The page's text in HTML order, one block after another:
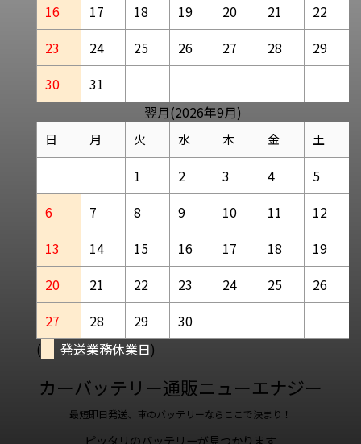
16
17 18 19 20 21
22
23
24 25 26 27 28
29
30
31
翌月(2026年9月)
日 月 火 水 木 金 土
1 2 3 4
5
6
7 8 9 10 11
12
13
14 15 16 17 18
19
20
21 22 23 24 25
26
27
28 29
30
(
発送業務休業日)
カーバッテリー通販ニューエナジー
最短即日発送、車のバッテリーならここで決まり！
ピッタリのバッテリーが見つかります